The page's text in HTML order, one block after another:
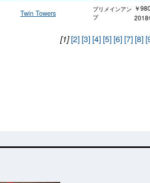
Twin Towers
プリメインアン
プ
￥
2018
[1] [2] [3] [4] [5] [6] [7] [8]